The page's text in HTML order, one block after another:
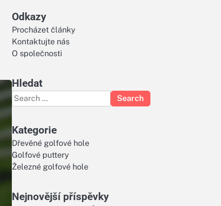
Odkazy
Procházet články
Kontaktujte nás
O společnosti
Hledat
Search
for:
Kategorie
Dřevěné golfové hole
Golfové puttery
Železné golfové hole
Nejnovější příspěvky